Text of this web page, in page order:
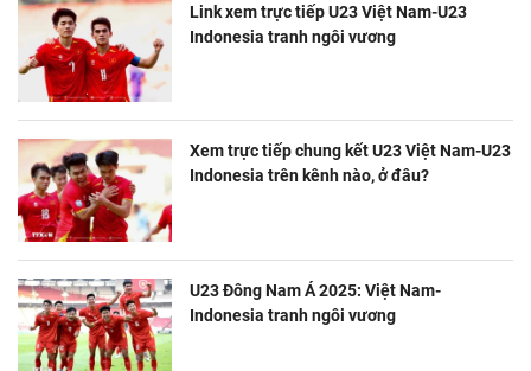
Link xem trực tiếp U23 Việt Nam-U23
Indonesia tranh ngôi vương
Xem trực tiếp chung kết U23 Việt Nam-U23
Indonesia trên kênh nào, ở đâu?
U23 Đông Nam Á 2025: Việt Nam-
Indonesia tranh ngôi vương